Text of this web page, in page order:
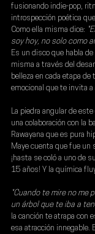
fusionando indie-pop,
introspección poética
Como ella misma dice:
soy hoy, no solo como
Es un disco que habla
misma a través del
belleza en cada etapa de
emocional que te invita a
La piedra angular de
una colaboración con la
Rawayana que es pura
Maye cuenta que fue un
¡hasta se coló a uno de
15 años! Y la química
"Cuando te mire no me
un árbol que te iba a
la canción te atrapa con
esa atracción innegable.